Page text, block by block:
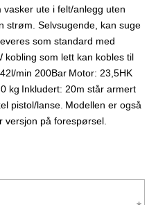
ute i felt/anlegg uten
strøm. Selvsugende, kan suge
som standard med
kobling som lett kan kobles til
min 200Bar Motor: 23,5HK
kg Inkludert: 20m står armert
pistol/lanse. Modellen er også
versjon på forespørsel.